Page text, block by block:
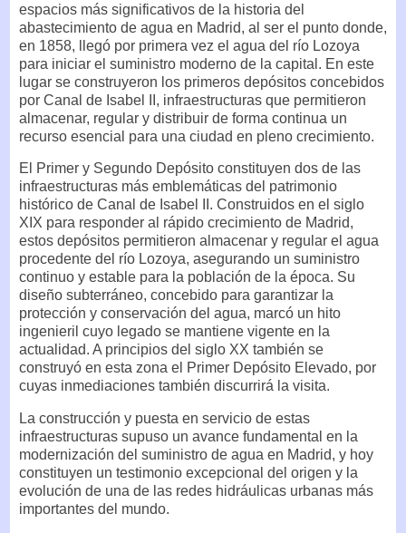
espacios más significativos de la historia del
abastecimiento de agua en Madrid, al ser el punto donde,
en 1858, llegó por primera vez el agua del río Lozoya
para iniciar el suministro moderno de la capital. En este
lugar se construyeron los primeros depósitos concebidos
por Canal de Isabel II, infraestructuras que permitieron
almacenar, regular y distribuir de forma continua un
recurso esencial para una ciudad en pleno crecimiento.
El Primer y Segundo Depósito constituyen dos de las
infraestructuras más emblemáticas del patrimonio
histórico de Canal de Isabel II. Construidos en el siglo
XIX para responder al rápido crecimiento de Madrid,
estos depósitos permitieron almacenar y regular el agua
procedente del río Lozoya, asegurando un suministro
continuo y estable para la población de la época. Su
diseño subterráneo, concebido para garantizar la
protección y conservación del agua, marcó un hito
ingenieril cuyo legado se mantiene vigente en la
actualidad. A principios del siglo XX también se
construyó en esta zona el Primer Depósito Elevado, por
cuyas inmediaciones también discurrirá la visita.
La construcción y puesta en servicio de estas
infraestructuras supuso un avance fundamental en la
modernización del suministro de agua en Madrid, y hoy
constituyen un testimonio excepcional del origen y la
evolución de una de las redes hidráulicas urbanas más
importantes del mundo.